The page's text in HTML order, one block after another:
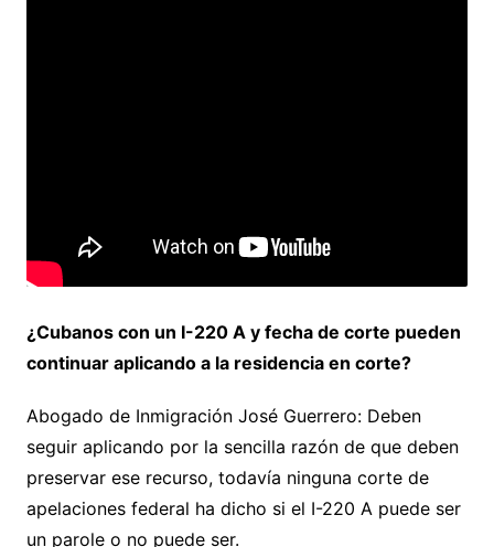
¿Cubanos con un I-220 A y fecha de corte pueden
continuar aplicando a la residencia en corte?
Abogado de Inmigración José Guerrero: Deben
seguir aplicando por la sencilla razón de que deben
preservar ese recurso, todavía ninguna corte de
apelaciones federal ha dicho si el I-220 A puede ser
un parole o no puede ser.